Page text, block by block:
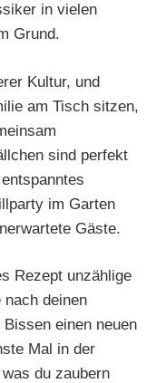
in vielen
Grund.
Kultur, und
am Tisch sitzen,
sind perfekt
im Garten
Gäste.
Rezept unzählige
deinen
einen neuen
Mal in der
du zaubern